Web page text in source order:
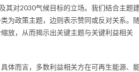
其对2030气候目标的立场。我们结合主题
为政策主题，边则表示赞同或反对关系。
放，从而揭示出关键主题与关键利益相关
体而言，多数利益相关方在可再生能源、